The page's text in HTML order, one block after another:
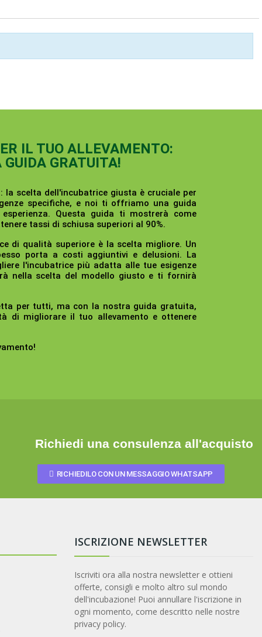
IL TUO ALLEVAMENTO:
GRATUITA!
la scelta dell'incubatrice giusta è cruciale per
specifiche, e noi ti offriamo una guida
Questa guida ti mostrerà come
tassi di schiusa superiori al 90%.
di qualità superiore è la scelta migliore. Un
porta a costi aggiuntivi e delusioni. La
l'incubatrice più adatta alle tue esigenze
nella scelta del modello giusto e ti fornirà
per tutti, ma con la nostra guida gratuita,
di migliorare il tuo allevamento e ottenere
Richiedi una consulenza all'acquisto
RICHIEDILO CON UN MESSAGGIO WHATSAPP
ISCRIZIONE NEWSLETTER
Iscriviti ora alla nostra newsletter e ottieni
offerte, consigli e molto altro sul mondo
dell'incubazione! Puoi annullare l'iscrizione in
ogni momento, come descritto nelle nostre
privacy policy.